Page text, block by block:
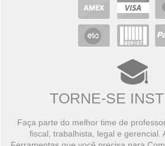
TORNE-SE
Faça parte do melhor time de
fiscal, trabalhista, legal e gerencial.